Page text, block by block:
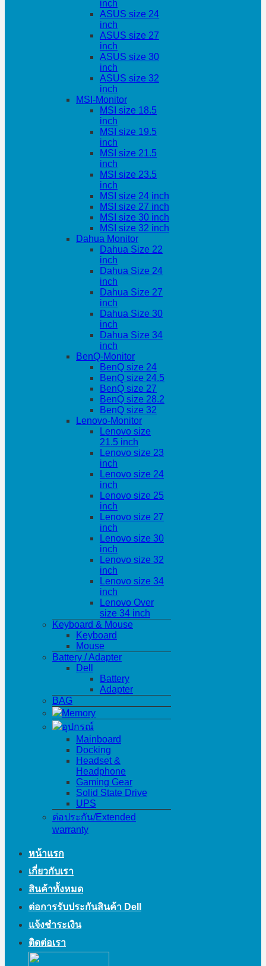
inch
ASUS size 24
inch
ASUS size 27
inch
ASUS size 30
inch
ASUS size 32
inch
MSI-Monitor
MSI size 18.5
inch
MSI size 19.5
inch
MSI size 21.5
inch
MSI size 23.5
inch
MSI size 24 inch
MSI size 27 inch
MSI size 30 inch
MSI size 32 inch
Dahua Monitor
Dahua Size 22
inch
Dahua Size 24
inch
Dahua Size 27
inch
Dahua Size 30
inch
Dahua Size 34
inch
BenQ-Monitor
BenQ size 24
BenQ size 24.5
BenQ size 27
BenQ size 28.2
BenQ size 32
Lenovo-Monitor
Lenovo size
21.5 inch
Lenovo size 23
inch
Lenovo size 24
inch
Lenovo size 25
inch
Lenovo size 27
inch
Lenovo size 30
inch
Lenovo size 32
inch
Lenovo size 34
inch
Lenovo Over
size 34 inch
Keyboard & Mouse
Keyboard
Mouse
Battery / Adapter
Dell
Battery
Adapter
BAG
Memory
อุปกรณ์
Mainboard
Docking
Headset &
Headphone
Gaming Gear
Solid State Drive
UPS
ต่อประกัน/Extended
warranty
หน้าแรก
เกี่ยวกับเรา
สินค้าทั้งหมด
ต่อการรับประกันสินค้า Dell
แจ้งชำระเงิน
ติดต่อเรา